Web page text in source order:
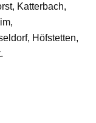
Katterbach,
Höfstetten,